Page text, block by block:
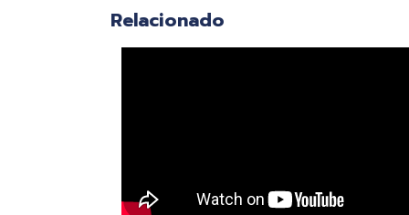
Relacionado